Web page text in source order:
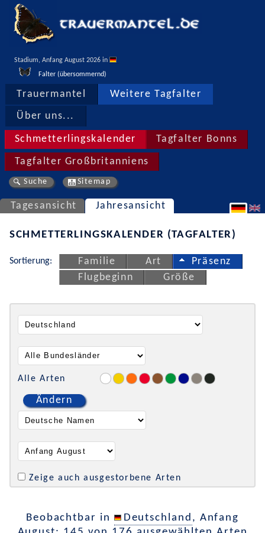
Stadium, Anfang August 2026 in
Falter (übersommernd)
Trauermantel Weitere Tagfalter
Über uns...
Schmetterlingskalender Tagfalter Bonns
Tagfalter Großbritanniens
Suche Sitemap
Tagesansicht Jahresansicht
SCHMETTERLINGSKALENDER (TAGFALTER)
Sortierung: Familie Art
Präsenz
Flugbeginn
Größe
Alle Arten
Ändern
Zeige auch ausgestorbene Arten
Beobachtbar in Deutschland , Anfang